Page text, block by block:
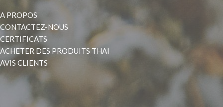
A PROPOS
CONTACTEZ-NOUS
CERTIFICATS
ACHETER DES PRODUITS THAI
AVIS CLIENTS